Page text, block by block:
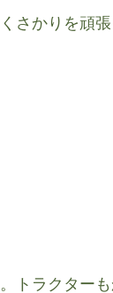
さかりを頑張
トラクター